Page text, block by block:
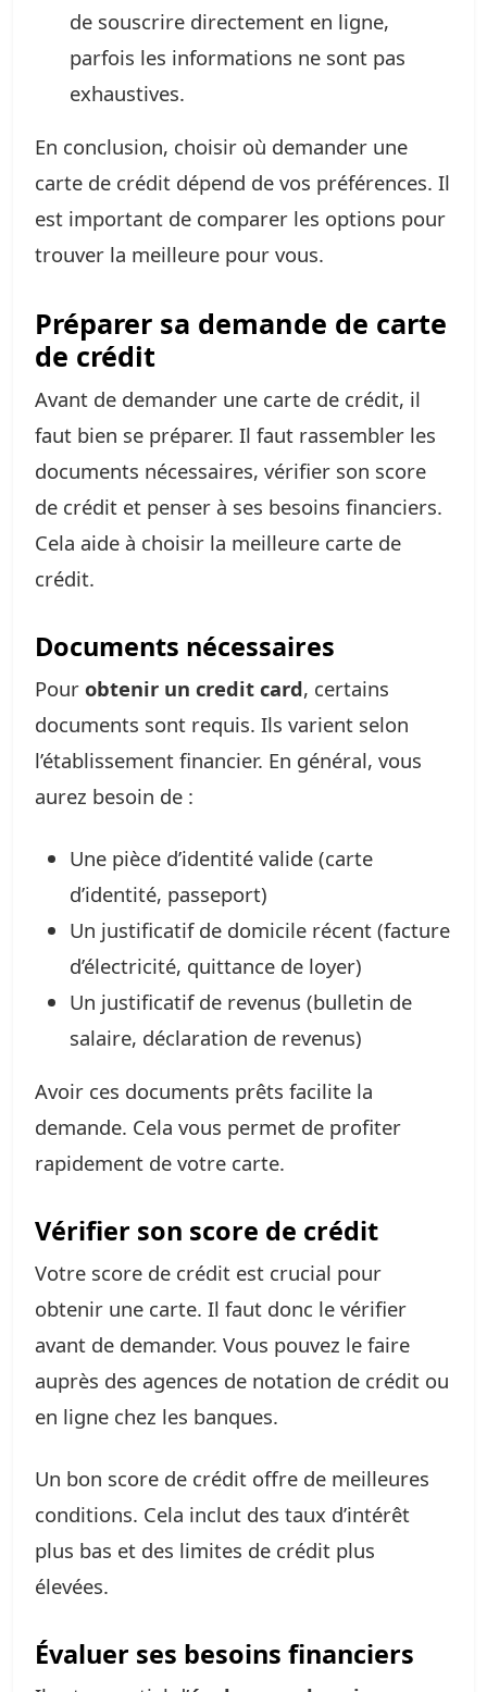
de souscrire directement en ligne,
parfois les informations ne sont pas
exhaustives.
En conclusion, choisir où demander une
carte de crédit dépend de vos préférences. Il
est important de comparer les options pour
trouver la meilleure pour vous.
Préparer sa demande de carte
de crédit
Avant de demander une carte de crédit, il
faut bien se préparer. Il faut rassembler les
documents nécessaires, vérifier son score
de crédit et penser à ses besoins financiers.
Cela aide à choisir la meilleure carte de
crédit.
Documents nécessaires
Pour obtenir un credit card, certains
documents sont requis. Ils varient selon
l’établissement financier. En général, vous
aurez besoin de :
Une pièce d’identité valide (carte
d’identité, passeport)
Un justificatif de domicile récent (facture
d’électricité, quittance de loyer)
Un justificatif de revenus (bulletin de
salaire, déclaration de revenus)
Avoir ces documents prêts facilite la
demande. Cela vous permet de profiter
rapidement de votre carte.
Vérifier son score de crédit
Votre score de crédit est crucial pour
obtenir une carte. Il faut donc le vérifier
avant de demander. Vous pouvez le faire
auprès des agences de notation de crédit ou
en ligne chez les banques.
Un bon score de crédit offre de meilleures
conditions. Cela inclut des taux d’intérêt
plus bas et des limites de crédit plus
élevées.
Évaluer ses besoins financiers